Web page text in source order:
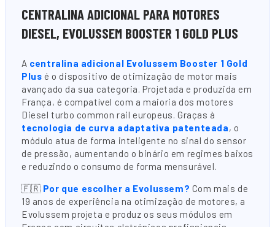
CENTRALINA ADICIONAL PARA MOTORES
DIESEL, EVOLUSSEM BOOSTER 1 GOLD PLUS
A centralina adicional Evolussem Booster 1 Gold
Plus é o dispositivo de otimização de motor mais
avançado da sua categoria. Projetada e produzida em
França, é compatível com a maioria dos motores
Diesel turbo common rail europeus. Graças à
tecnologia de curva adaptativa patenteada, o
módulo atua de forma inteligente no sinal do sensor
de pressão, aumentando o binário em regimes baixos
e reduzindo o consumo de forma mensurável.
🇫🇷 Por que escolher a Evolussem? Com mais de
19 anos de experiência na otimização de motores, a
Evolussem projeta e produz os seus módulos em